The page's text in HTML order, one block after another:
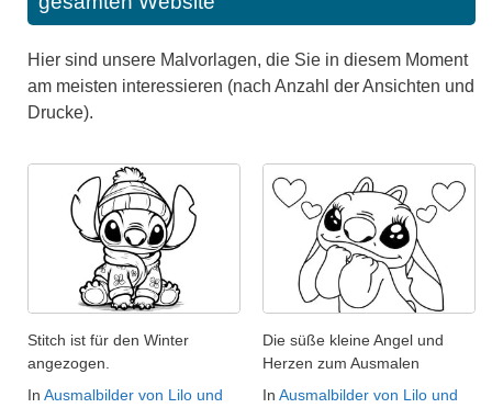
Hier sind unsere Malvorlagen, die Sie in diesem Moment
am meisten interessieren (nach Anzahl der Ansichten und
Drucke).
Stitch ist für den Winter
angezogen.
In Ausmalbilder von Lilo und
Die süße kleine Angel und
Herzen zum Ausmalen
In Ausmalbilder von Lilo und